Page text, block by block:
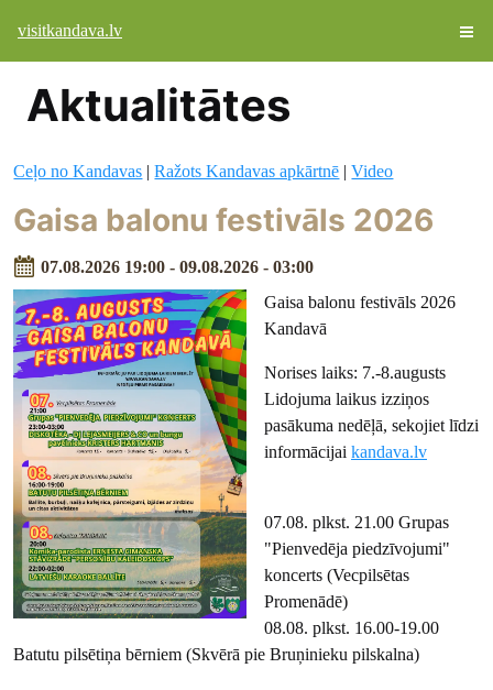
visitkandava.lv
Aktualitātes
Ceļo no Kandavas |Ražots Kandavas apkārtnē |Video
Gaisa balonu festivāls 2026
07.08.2026 19:00 - 09.08.2026 - 03:00
Gaisa balonu festivāls 2026
Kandavā
Norises laiks: 7.-8.augusts
Lidojuma laikus izziņos
pasākuma nedēļā, sekojiet līdzi
informācijai kandava.lv
07.08. plkst. 21.00 Grupas
"Pienvedēja piedzīvojumi"
koncerts (Vecpilsētas
Promenādē)
08.08. plkst. 16.00-19.00
Batutu pilsētiņa bērniem (Skvērā pie Bruņinieku pilskalna)